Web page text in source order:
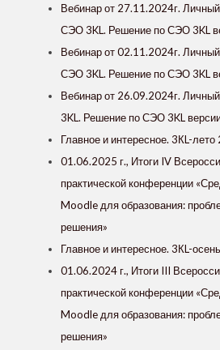
Вебинар от 27.11.2024г.
СЭО 3KL. Решение по СЭО 3KL
Вебинар от 02.11.2024г.
СЭО 3KL. Решение по СЭО 3KL
Вебинар от 26.09.2024г.
3KL. Решение по СЭО 3KL
Главное и интересное. 3КL-лето
01.06.2025 г., Итоги IV
практической конференции
Moodle для образования:
решения»
Главное и интересное. 3КL-
01.06.2024 г., Итоги III
практической конференции
Moodle для образования:
решения»